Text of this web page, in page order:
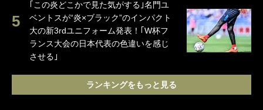
｢この炎どこかで見た気がする｣名門ユ
ベントスが“炎×ブラック”のインパクト
大の新3rdユニフォーム発表！｢W杯フ
ランス大会の日本代表の色違いを感じ
させる｣
ランキングをもっと見る